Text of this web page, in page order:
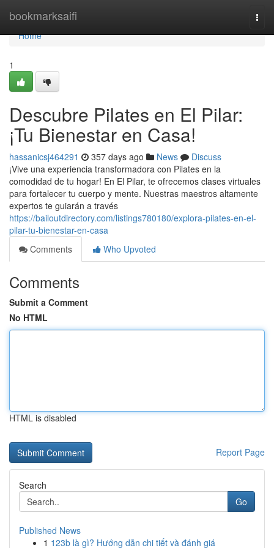
bookmarksaifi
Home
Home
1
Descubre Pilates en El Pilar:
¡Tu Bienestar en Casa!
hassanicsj464291 357 days ago News
Discuss
¡Vive una experiencia transformadora con Pilates en la
comodidad de tu hogar! En El Pilar, te ofrecemos clases virtuales
para fortalecer tu cuerpo y mente. Nuestras maestros altamente
expertos te guiarán a través
https://bailoutdirectory.com/listings780180/explora-pilates-en-el-
pilar-tu-bienestar-en-casa
Comments
Who Upvoted
Comments
Submit a Comment
No HTML
HTML is disabled
Report Page
Search
Go
Published News
1 123b là gì? Hướng dẫn chi tiết và đánh giá